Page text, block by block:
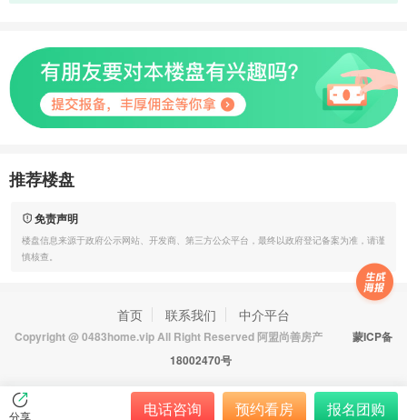
推荐楼盘
免责声明
楼盘信息来源于政府公示网站、开发商、第三方公众平台，最终以政府登记备案为准，请谨
慎核查。
首页 联系我们 中介平台
Copyright @ 0483home.vip All Right Reserved 阿盟尚善房产 蒙ICP备
18002470号
分享 电话咨询 预约看房 报名团购